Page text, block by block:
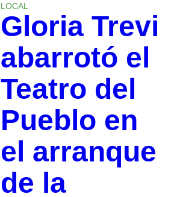
LOCAL
Gloria Trevi
abarrotó el
Teatro del
Pueblo en
el arranque
de la